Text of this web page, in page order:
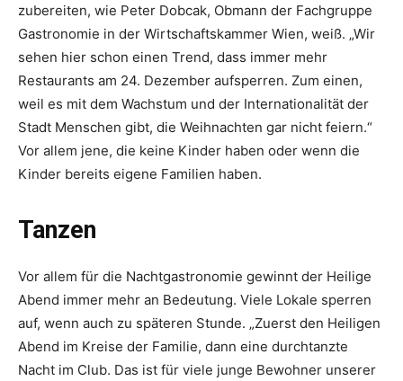
zubereiten, wie Peter Dobcak, Obmann der Fachgruppe
Gastronomie in der Wirtschaftskammer Wien, weiß. „Wir
sehen hier schon einen Trend, dass immer mehr
Restaurants am 24. Dezember aufsperren. Zum einen,
weil es mit dem Wachstum und der Internationalität der
Stadt Menschen gibt, die Weihnachten gar nicht feiern.“
Vor allem jene, die keine Kinder haben oder wenn die
Kinder bereits eigene Familien haben.
Tanzen
Vor allem für die Nachtgastronomie gewinnt der Heilige
Abend immer mehr an Bedeutung. Viele Lokale sperren
auf, wenn auch zu späteren Stunde. „Zuerst den Heiligen
Abend im Kreise der Familie, dann eine durchtanzte
Nacht im Club. Das ist für viele junge Bewohner unserer